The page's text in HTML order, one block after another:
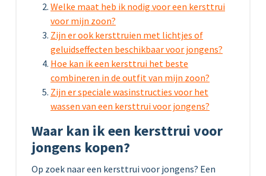
Welke maat heb ik nodig voor een kersttrui
voor mijn zoon?
Zijn er ook kersttruien met lichtjes of
geluidseffecten beschikbaar voor jongens?
Hoe kan ik een kersttrui het beste
combineren in de outfit van mijn zoon?
Zijn er speciale wasinstructies voor het
wassen van een kersttrui voor jongens?
Waar kan ik een kersttrui voor
jongens kopen?
Op zoek naar een kersttrui voor jongens? Een